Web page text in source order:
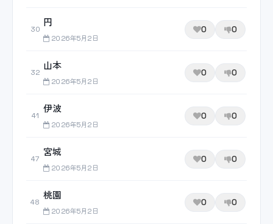
30
円
2026年5月2日
0 0
32
山本
2026年5月2日
0 0
41
伊波
2026年5月2日
0 0
47
宮城
2026年5月2日
0 0
48
桃園
2026年5月2日
0 0